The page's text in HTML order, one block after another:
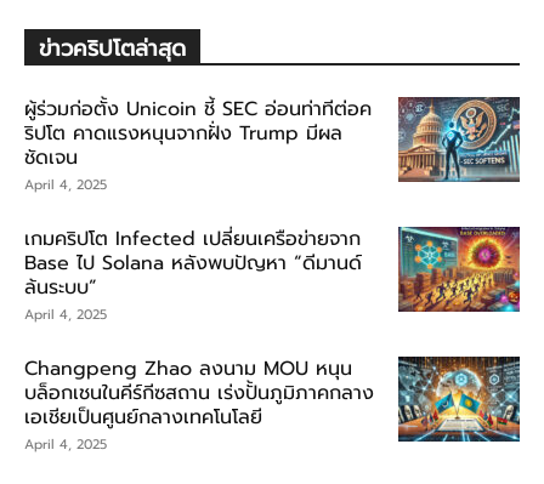
ข่าวคริปโตล่าสุด
ผู้ร่วมก่อตั้ง Unicoin ชี้ SEC อ่อนท่าทีต่อค
ริปโต คาดแรงหนุนจากฝั่ง Trump มีผล
ชัดเจน
April 4, 2025
เกมคริปโต Infected เปลี่ยนเครือข่ายจาก
Base ไป Solana หลังพบปัญหา “ดีมานด์
ล้นระบบ”
April 4, 2025
Changpeng Zhao ลงนาม MOU หนุน
บล็อกเชนในคีร์กีซสถาน เร่งปั้นภูมิภาคกลาง
เอเชียเป็นศูนย์กลางเทคโนโลยี
April 4, 2025